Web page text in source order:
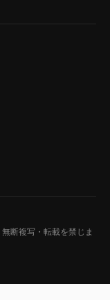
無断複写・転載を禁じま